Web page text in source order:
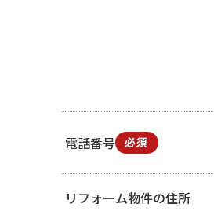
電話番号 必須
リフォーム物件の住所